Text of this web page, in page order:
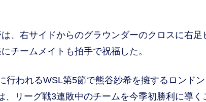
、右サイドからのグラウンダーのクロスに右
チームメイトも拍手で祝福した。
われるWSL第5節で熊谷紗希を擁するロンドン
、リーグ戦3連敗中のチームを今季初勝利に導